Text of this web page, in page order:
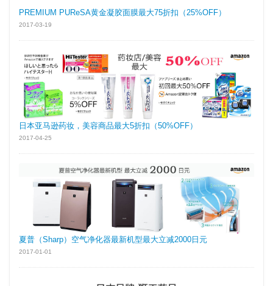
PREMIUM PUReSA黄金凝胶面膜最大75折扣（25%OFF）
2017-03-19
日本亚马逊药妆，美容商品最大5折扣（50%OFF）
2017-04-25
夏普（Sharp）空气净化器最新机型最大立减2000日元
2017-01-01